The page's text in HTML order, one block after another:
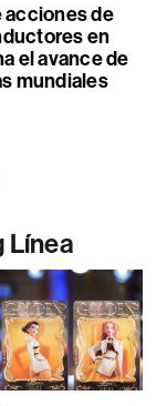
acciones de
en
el avance de
mundiales
Línea